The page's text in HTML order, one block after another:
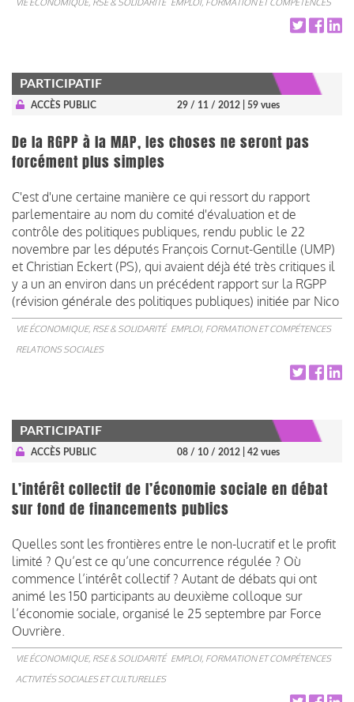
VIE ÉCONOMIQUE, RSE & SOLIDARITÉ EMPLOI, FORMATION ET COMPÉTENCES
PARTICIPATIF
ACCÈS PUBLIC 29 / 11 / 2012 | 59 vues
De la RGPP à la MAP, les choses ne seront pas
forcément plus simples
C'est d'une certaine manière ce qui ressort du rapport
parlementaire au nom du comité d'évaluation et de
contrôle des politiques publiques, rendu public le 22
novembre par les députés François Cornut-Gentille (UMP)
et Christian Eckert (PS), qui avaient déjà été très critiques il
y a un an environ dans un précédent rapport sur la RGPP
(révision générale des politiques publiques) initiée par Nico
VIE ÉCONOMIQUE, RSE & SOLIDARITÉ EMPLOI, FORMATION ET COMPÉTENCES
RELATIONS SOCIALES
PARTICIPATIF
ACCÈS PUBLIC 08 / 10 / 2012 | 42 vues
L’intérêt collectif de l’économie sociale en débat
sur fond de financements publics
Quelles sont les frontières entre le non-lucratif et le profit
limité ? Qu’est ce qu’une concurrence régulée ? Où
commence l’intérêt collectif ? Autant de débats qui ont
animé les 150 participants au deuxième colloque sur
l’économie sociale, organisé le 25 septembre par Force
Ouvrière.
VIE ÉCONOMIQUE, RSE & SOLIDARITÉ EMPLOI, FORMATION ET COMPÉTENCES
ACTIVITÉS SOCIALES ET CULTURELLES